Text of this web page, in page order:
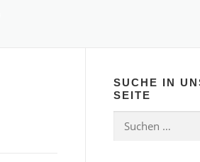
SUCHE IN
SEITE
Suchen
nach: